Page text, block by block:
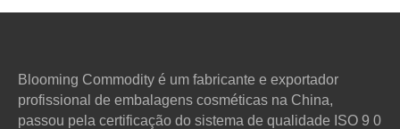
Blooming Commodity é um fabricante e exportador
profissional de embalagens cosméticas na China,
passou pela certificação do sistema de qualidade ISO 9 0